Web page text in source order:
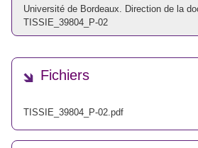
Université de Bordeaux. Direction de la
TISSIE_39804_P-02
Fichiers
TISSIE_39804_P-02.pdf